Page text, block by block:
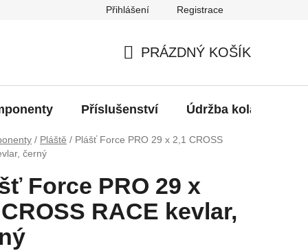
Přihlášení Registrace
KOŠÍK
PRÁZDNÝ KOŠÍK
Příslušenství Údržba kola
/ Pláště / Plášť Force PRO 29 x 2,1 CROSS
černý
Force PRO 29 x
RACE kevlar,